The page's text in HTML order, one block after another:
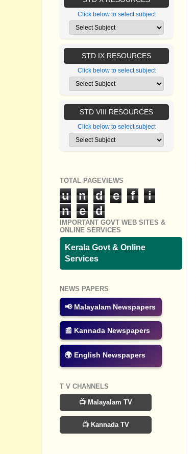
Click below to select subject
STD IX RESOURCES
Click below to select subject
STD VIII RESOURCES
Click below to select subject
TOTAL PAGEVIEWS
u n d e f
i
n
e d
IMPORTANT GOVT WEB SITES &
ONLINE SERVICES
Kerala Govt & Online
Services
NEWS PAPERS
📢 Malayalam Newspapers
📰 Kannada Newspapers
🌍 English Newspapers
T V CHANNELS
📺 Malayalam TV
📺 Kannada TV